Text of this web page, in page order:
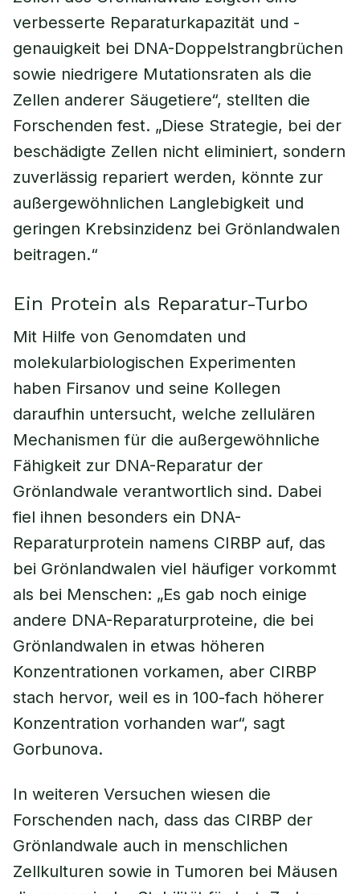
verbesserte Reparaturkapazität und -
genauigkeit bei DNA-Doppelstrangbrüchen
sowie niedrigere Mutationsraten als die
Zellen anderer Säugetiere“, stellten die
Forschenden fest. „Diese Strategie, bei der
beschädigte Zellen nicht eliminiert, sondern
zuverlässig repariert werden, könnte zur
außergewöhnlichen Langlebigkeit und
geringen Krebsinzidenz bei Grönlandwalen
beitragen.“
Ein Protein als Reparatur-Turbo
Mit Hilfe von Genomdaten und
molekularbiologischen Experimenten
haben Firsanov und seine Kollegen
daraufhin untersucht, welche zellulären
Mechanismen für die außergewöhnliche
Fähigkeit zur DNA-Reparatur der
Grönlandwale verantwortlich sind. Dabei
fiel ihnen besonders ein DNA-
Reparaturprotein namens CIRBP auf, das
bei Grönlandwalen viel häufiger vorkommt
als bei Menschen: „Es gab noch einige
andere DNA-Reparaturproteine, die bei
Grönlandwalen in etwas höheren
Konzentrationen vorkamen, aber CIRBP
stach hervor, weil es in 100-fach höherer
Konzentration vorhanden war“, sagt
Gorbunova.
In weiteren Versuchen wiesen die
Forschenden nach, dass das CIRBP der
Grönlandwale auch in menschlichen
Zellkulturen sowie in Tumoren bei Mäusen